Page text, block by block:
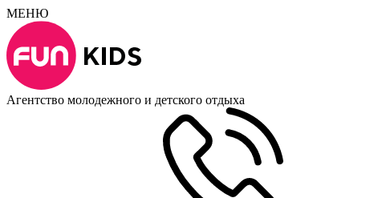
МЕНЮ
Агентство молодежного и детского отдыха